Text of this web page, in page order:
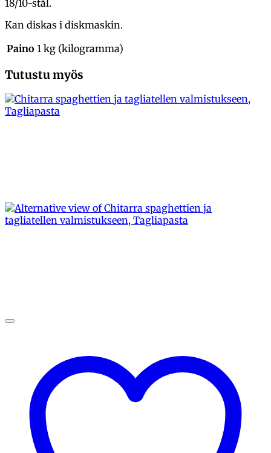
18/10-stål.
Kan diskas i diskmaskin.
Paino 1 kg (kilogramma)
Tutustu myös